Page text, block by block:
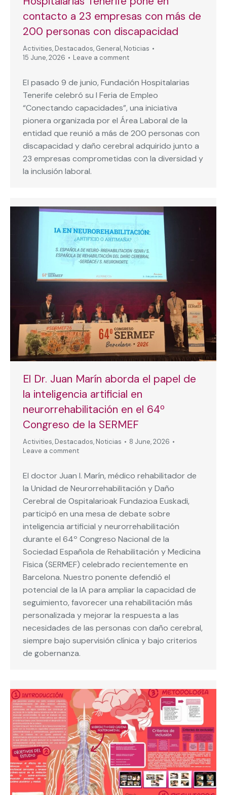
contacto a 23 empresas con más de
200 personas con discapacidad
Activities, Destacados, General, Noticias
15 June, 2026
Leave a comment
El pasado 9 de junio, Fundación Hospitalarias
Tenerife celebró su I Feria de Empleo
“Conectando capacidades”, una iniciativa
pionera organizada por el Área Laboral de la
entidad que reunió a más de 200 personas con
discapacidad y daño cerebral adquirido junto a
23 empresas comprometidas con la diversidad y
la inclusión laboral.
El Dr. Juan Marín aborda el papel de
la inteligencia artificial en
neurorrehabilitación en el 64º
Congreso de la SERMEF
Activities, Destacados, Noticias
8 June, 2026
Leave a comment
El doctor Juan I. Marín, médico rehabilitador de
la Unidad de Neurorrehabilitación y Daño
Cerebral de Ospitalarioak Fundazioa Euskadi,
participó en una mesa de debate sobre
inteligencia artificial y neurorrehabilitación
durante el 64º Congreso Nacional de la
Sociedad Española de Rehabilitación y Medicina
Física (SERMEF) celebrado recientemente en
Barcelona. Nuestro ponente defendió el
potencial de la IA para ampliar la capacidad de
seguimiento, favorecer una rehabilitación más
personalizada y mejorar la respuesta a las
necesidades de las personas con daño cerebral,
siempre bajo supervisión clínica y bajo criterios
de gobernanza.